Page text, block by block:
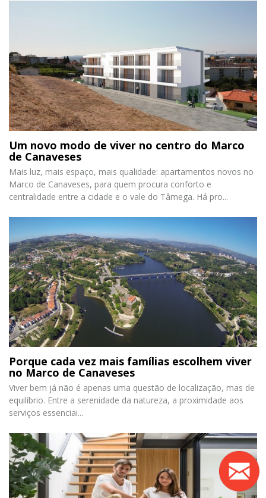
Um novo modo de viver no centro do Marco
de Canaveses
Mais luz, mais espaço, mais qualidade: apartamentos novos no
Marco de Canaveses, para quem procura conforto e
centralidade entre a cidade e o vale do Tâmega. Há pro...
Porque cada vez mais famílias escolhem viver
no Marco de Canaveses
Viver bem já não é apenas uma questão de localização, mas de
equilíbrio. Entre a serenidade da natureza, a proximidade aos
serviços essenciai...